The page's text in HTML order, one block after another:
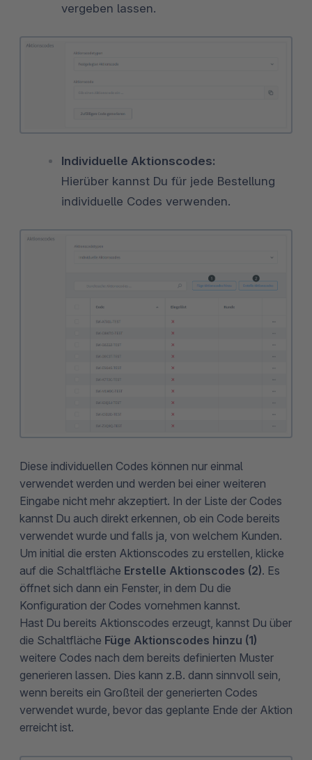
vergeben lassen.
Individuelle Aktionscodes:
Hierüber kannst Du für jede Bestellung
individuelle Codes verwenden.
Diese individuellen Codes können nur einmal
verwendet werden und werden bei einer weiteren
Eingabe nicht mehr akzeptiert. In der Liste der Codes
kannst Du auch direkt erkennen, ob ein Code bereits
verwendet wurde und falls ja, von welchem Kunden.
Um initial die ersten Aktionscodes zu erstellen, klicke
auf die Schaltfläche Erstelle Aktionscodes (2). Es
öffnet sich dann ein Fenster, in dem Du die
Konfiguration der Codes vornehmen kannst.
Hast Du bereits Aktionscodes erzeugt, kannst Du über
die Schaltfläche Füge Aktionscodes hinzu (1)
weitere Codes nach dem bereits definierten Muster
generieren lassen. Dies kann z.B. dann sinnvoll sein,
wenn bereits ein Großteil der generierten Codes
verwendet wurde, bevor das geplante Ende der Aktion
erreicht ist.